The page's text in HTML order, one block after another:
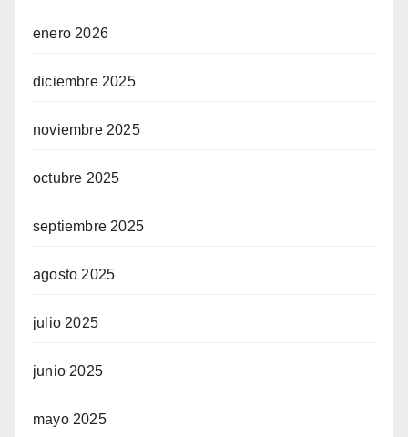
enero 2026
diciembre 2025
noviembre 2025
octubre 2025
septiembre 2025
agosto 2025
julio 2025
junio 2025
mayo 2025